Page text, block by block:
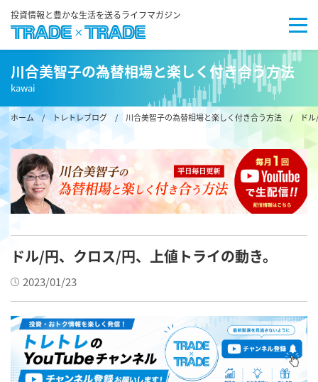
投資情報と豊かな生活を送るライフマガジン
川合美智子の為替相場と楽しく付き合う方法
kawai
ホーム/ トレトレブログ / 川合美智子の為替相場と楽しく付き合う方法 / ドル/
ドル/円、クロス/円、上値トライの動き。
2023/01/23